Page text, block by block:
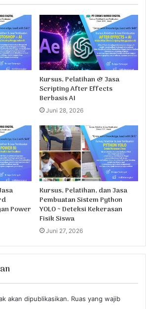
Kursus, Pelatihan & Jasa
Scripting After Effects
Berbasis AI
Juni 28, 2026
Power
Kursus, Pelatihan, dan Jasa
Pembuatan Sistem Python
YOLO ~ Deteksi Kekerasan
Fisik Siswa
Juni 27, 2026
akan dipublikasikan. Ruas yang wajib